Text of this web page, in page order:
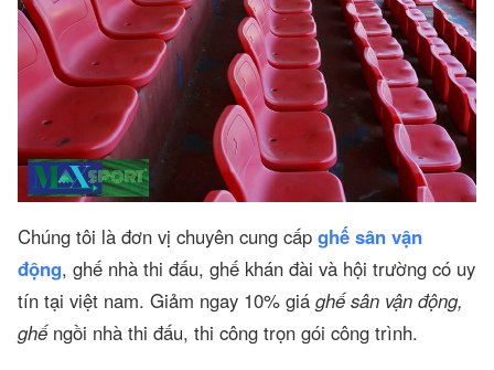
Chúng tôi là đơn vị chuyên cung cấp ghế sân vận
động, ghế nhà thi đấu, ghế khán đài và hội trường có uy
tín tại việt nam. Giảm ngay 10% giá ghế sân vận động,
ghếngồi nhà thi đấu, thi công trọn gói công trình.